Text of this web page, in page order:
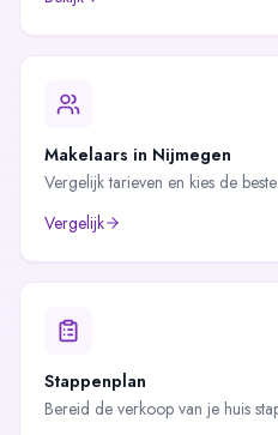
Makelaars in Nijmegen
Vergelijk tarieven en kies de
Vergelijk
Stappenplan
Bereid de verkoop van je huis